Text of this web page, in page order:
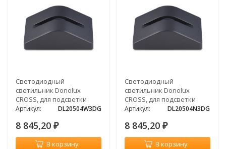
Светодиодный
светильник Donolux
CROSS, для подсветки
окон, стен, полов, 3Вт,
Артикул: DL20504W3DG
8 845,20 ₽
В корзину
Светодиодный
светильник Donolux
CROSS, для подсветки
окон, стен, полов, 3Вт,
Артикул: DL20504N3DG
8 845,20 ₽
В корзину